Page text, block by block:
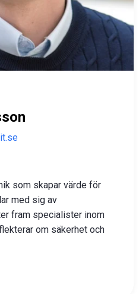
som skapar värde för
med sig av
fram specialister inom
om säkerhet och